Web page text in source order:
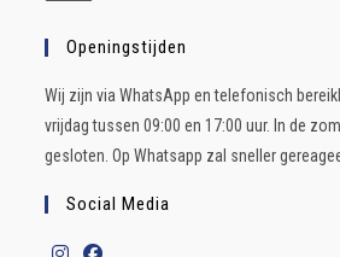
Openingstijden
Wij zijn via WhatsApp en telefonisch
vrijdag tussen 09:00 en 17:00 uur. In de
gesloten. Op Whatsapp zal sneller
Social Media